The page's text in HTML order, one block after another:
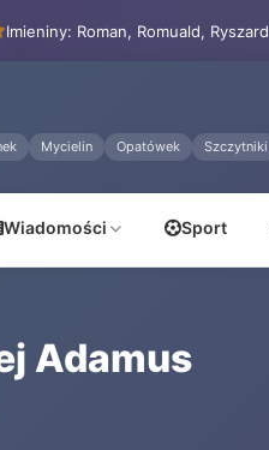
Imieniny: Roman, Romuald, Ryszard
Mycielin Opatówek Szczytniki
Wiadomości Sport
Adamus